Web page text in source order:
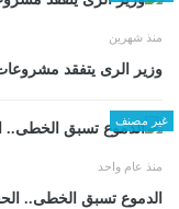
منذ شهرين
وزير الرى يتفقد مشروعات
غير مصنف
منذ عام واحد
الدموع تسبق الخطى..